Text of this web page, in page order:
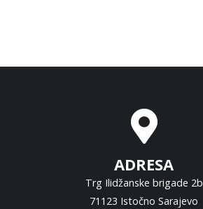
ADRESA
Trg Ilidžanske brigade 2b
71123 Istočno Sarajevo